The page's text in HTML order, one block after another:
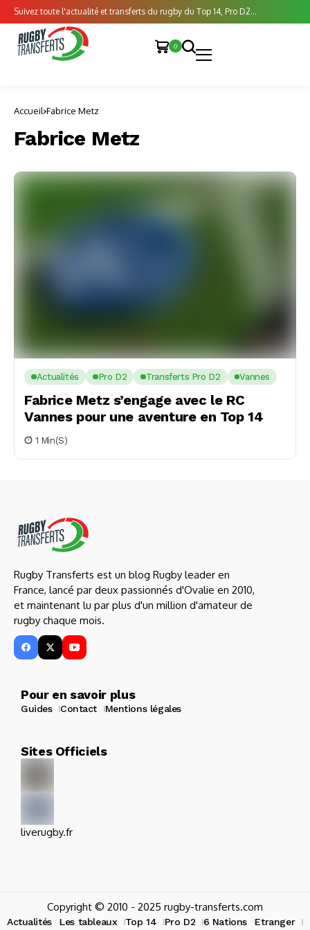
Suivez toute l'actualité et transferts du rugby du Top 14, Pro D2...
0
Accueil Fabrice Metz
Fabrice Metz
Actualités Pro D2 Transferts Pro D2 Vannes
Fabrice Metz s’engage avec le RC
Vannes pour une aventure en Top 14
1 Min(s)
Rugby Transferts est un blog Rugby leader en
France, lancé par deux passionnés d'Ovalie en 2010,
et maintenant lu par plus d'un million d'amateur de
rugby chaque mois.
Pour en savoir plus
Guides Contact Mentions légales
Sites Officiels
liverugby.fr
Copyright © 2010 - 2025 rugby-transferts.com
Actualités Les tableaux Top 14 Pro D2 6 Nations Etranger